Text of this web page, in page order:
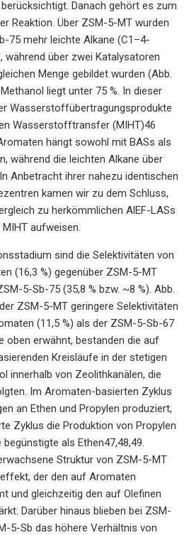
Danach gehört es zum
Reaktion. Über ZSM-5-MT wurden
75 mehr leichte Alkane (C1–4-
während über zwei Katalysatoren
Menge gebildet wurden (Abb.
liegt unter 75 %. In dieser
Wasserstoffübertragungsprodukte
Wasserstofftransfer (MIHT)46
hängt sowohl mit BASs als
während die leichten Alkane über
Anbetracht ihrer nahezu identischen
kamen wir zu dem Schluss,
zu herkömmlichen AlEF-LASs
aufweisen.
sind die Selektivitäten von
(16,3 %) gegenüber ZSM-5-MT
5-Sb-75 (35,8 % bzw. ~8 %). Abb.
ZSM-5-MT geringere Selektivitäten
(11,5 %) als der ZSM-5-Sb-67
oben erwähnt, bestanden die auf
Kreisläufe in der stetigen
innerhalb von Zeolithkanälen, die
Im Aromaten-basierten Zyklus
an Ethen und Propylen produziert,
Zyklus die Produktion von Propylen
als Ethen47,48,49.
Struktur von ZSM-5-MT
der den auf Aromaten
und gleichzeitig den auf Olefinen
Darüber hinaus blieben bei ZSM-
5-Sb das höhere Verhältnis von